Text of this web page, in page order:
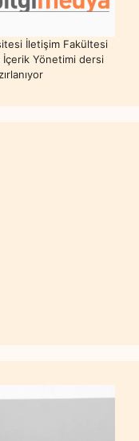
İletişim Fakültesi
İçerik Yönetimi dersi